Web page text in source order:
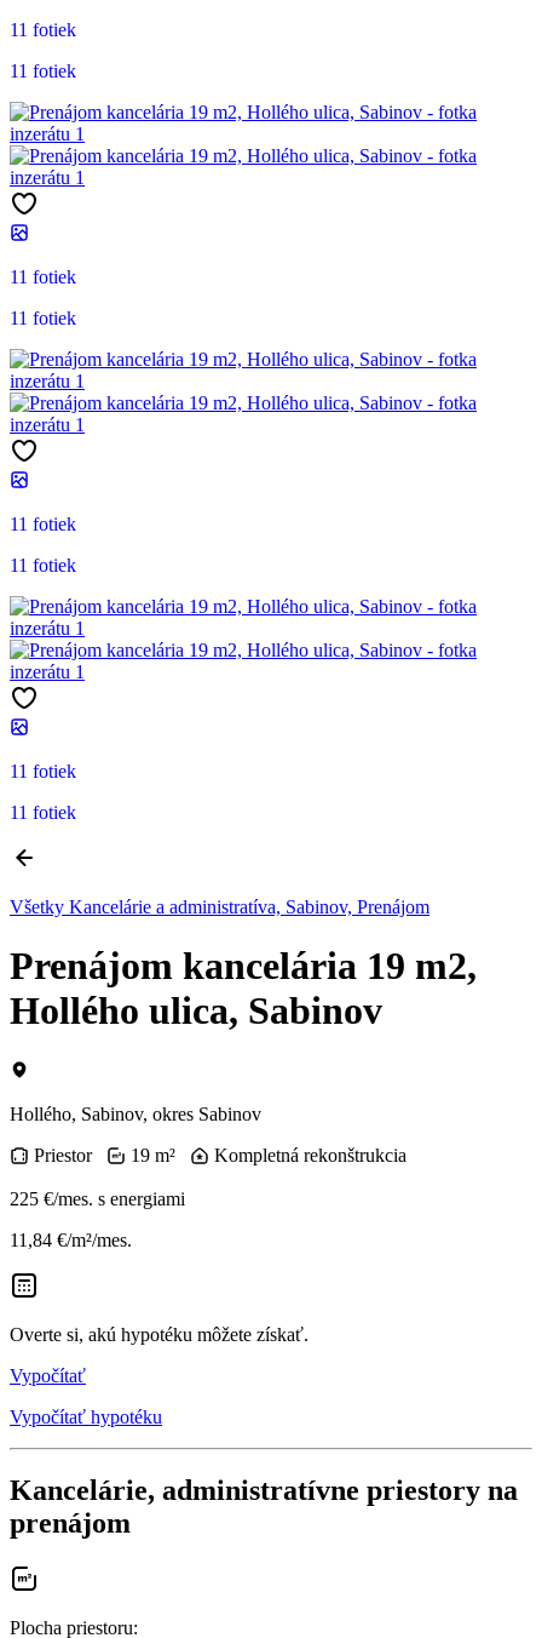
11 fotiek
11 fotiek
11 fotiek
11 fotiek
11 fotiek
11 fotiek
11 fotiek
11 fotiek
Všetky Kancelárie a administratíva, Sabinov, Prenájom
Prenájom kancelária 19 m2,
Hollého ulica, Sabinov
Hollého, Sabinov, okres Sabinov
Priestor
19 m² Kompletná rekonštrukcia
225 €/mes. s energiami
11,84 €/m²/mes.
Overte si, akú hypotéku môžete získať.
Vypočítať
Vypočítať hypotéku
Kancelárie, administratívne priestory na
prenájom
Plocha priestoru: